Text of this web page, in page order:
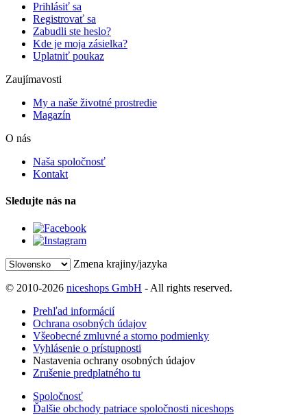
Prihlásiť sa
Registrovať sa
Zabudli ste heslo?
Kde je moja zásielka?
Uplatniť poukaz
Zaujímavosti
My a naše životné prostredie
Magazín
O nás
Naša spoločnosť
Kontakt
Sledujte nás na
Zmena krajiny/jazyka
© 2010-2026 niceshops GmbH - All rights reserved.
Prehľad informácií
Ochrana osobných údajov
Všeobecné zmluvné a storno podmienky
Vyhlásenie o prístupnosti
Nastavenia ochrany osobných údajov
Zrušenie predplatného tu
Spoločnosť
Ďalšie obchody patriace spoločnosti niceshops